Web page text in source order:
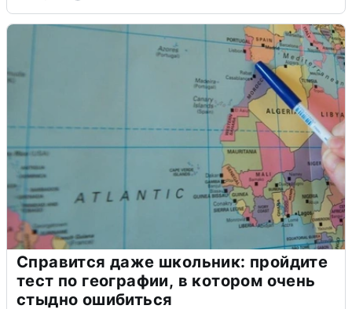
Справится даже школьник: пройдите
тест по географии, в котором очень
стыдно ошибиться